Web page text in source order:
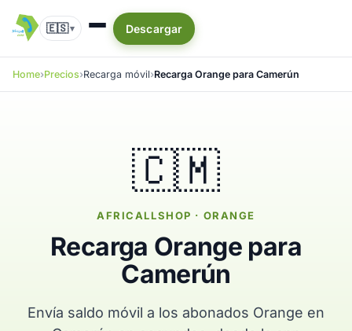
🇪🇸▾ Descargar
Home Precios Recarga móvil Recarga Orange para Camerún
🇨🇲
AFRICALLSHOP · ORANGE
Recarga Orange para
Camerún
Envía saldo móvil a los abonados Orange en